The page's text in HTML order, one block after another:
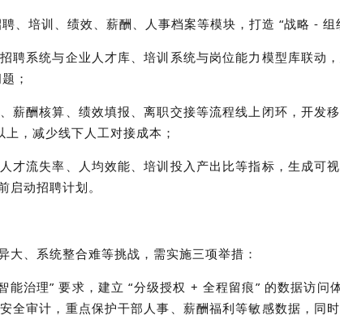
、培训、绩效、薪酬、人事档案等模块，打造 “战略 -
聘系统与企业人才库、培训系统与岗位能力模型库联动
；
薪酬核算、绩效填报、离职交接等流程线上闭环，开
，减少线下人工对接成本；
才流失率、人均效能、培训投入产出比等指标，生成可
启动招聘计划。
、系统整合难等挑战，需实施三项举措：
能治理” 要求，建立 “分级授权 + 全程留痕” 的数据访
全审计，重点保护干部人事、薪酬福利等敏感数据，同